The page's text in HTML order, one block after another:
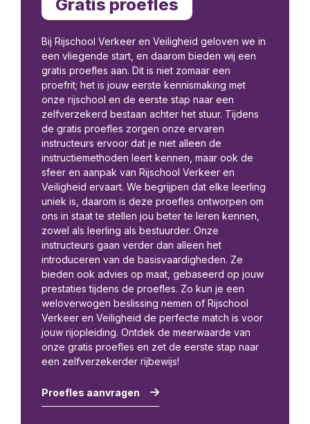
Gratis proefles
Bij Rijschool Verkeer en Veiligheid geloven we in
een vliegende start, en daarom bieden wij een
gratis proefles aan. Dit is niet zomaar een
proefrit; het is jouw eerste kennismaking met
onze rijschool en de eerste stap naar een
zelfverzekerd bestaan achter het stuur. Tijdens
de gratis proefles zorgen onze ervaren
instructeurs ervoor dat je niet alleen de
instructiemethoden leert kennen, maar ook de
sfeer en aanpak van Rijschool Verkeer en
Veiligheid ervaart. We begrijpen dat elke leerling
uniek is, daarom is deze proefles ontworpen om
ons in staat te stellen jou beter te leren kennen,
zowel als leerling als bestuurder. Onze
instructeurs gaan verder dan alleen het
introduceren van de basisvaardigheden. Ze
bieden ook advies op maat, gebaseerd op jouw
prestaties tijdens de proefles. Zo kun je een
weloverwogen beslissing nemen of Rijschool
Verkeer en Veiligheid de perfecte match is voor
jouw rijopleiding. Ontdek de meerwaarde van
onze gratis proefles en zet de eerste stap naar
een zelfverzekerder rijbewijs!
Proefles aanvragen